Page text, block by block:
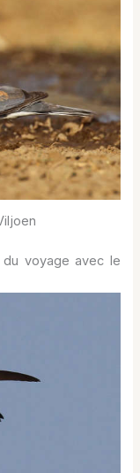
voyage avec le